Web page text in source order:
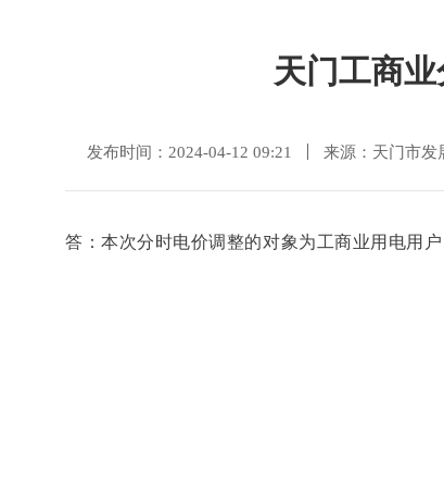
天门工商
发布时间：2024-04-12 09:21 来源：天门市发
答：本次分时电价调整的对象为工商业用电用